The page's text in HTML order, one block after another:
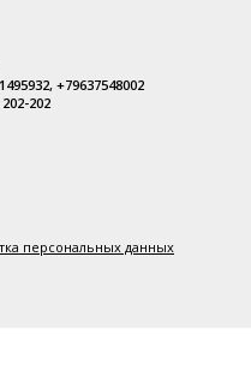
+79637548002
202
персональных данных